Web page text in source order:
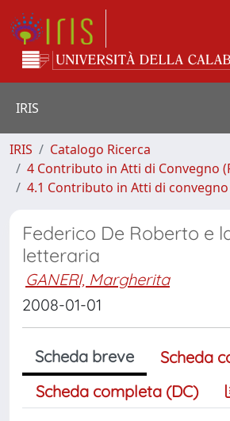
IRIS
IRIS
Catalogo Ricerca
4 Contributo in Atti di Convegno
4.1 Contributo in Atti di convegno
Federico De Roberto e
letteraria
GANERI, Margherita
2008-01-01
Scheda breve
Scheda
Scheda completa (DC)